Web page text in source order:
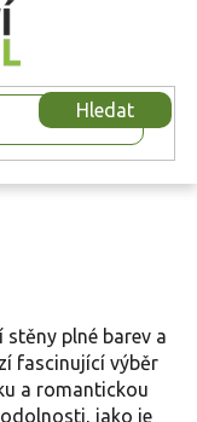
Hledat
stěny plné barev a
fascinující výběr
a romantickou
jako je